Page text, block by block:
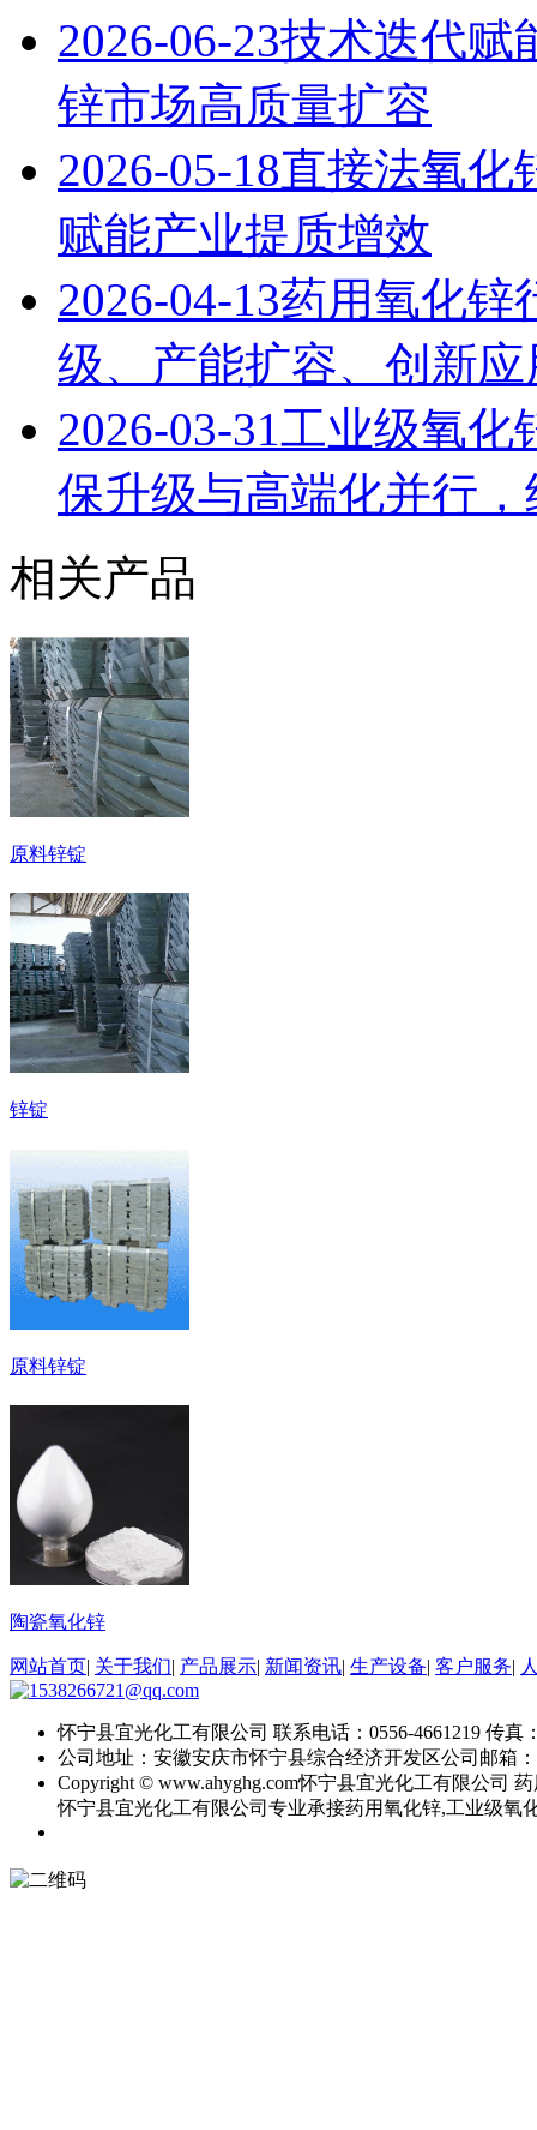
2026-06-23技术迭代赋
锌市场高质量扩容
2026-05-18直接法氧化
赋能产业提质增效
2026-04-13药用氧化锌
级、产能扩容、创新
2026-03-31工业级氧化
保升级与高端化并行
相关产品
原料锌锭
锌锭
原料锌锭
陶瓷氧化锌
网站首页 关于我们 产品展示 新闻资讯 生产设备 客户服务
怀宁县宜光化工有限公司 联系电话：0556-4661219 传真
公司地址：安徽安庆市怀宁县综合经济开发区公司邮箱：
Copyright © www.ahyghg.com怀宁县宜光化工有限公司 药
怀宁县宜光化工有限公司专业承接药用氧化锌,工业级氧